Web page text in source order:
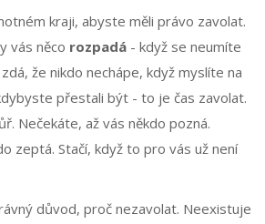
kraji, abyste měli právo zavolat.
vás něco rozpadá - když se neumíte
že nikdo nechápe, když myslíte na
přestali být - to je čas zavolat.
Nečekáte, až vás někdo pozná.
zeptá. Stačí, když to pro vás už není
důvod, proč nezavolat. Neexistuje